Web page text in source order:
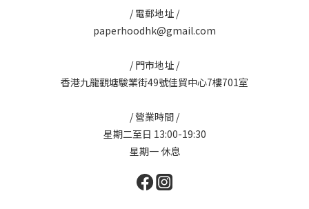
/ 電郵地址 /
paperhoodhk@gmail.com
/ 門市地址 /
香港九龍觀塘駿業街49號佳貿中心7樓701室
/ 營業時間 /
星期二至日 13:00-19:30
星期一 休息